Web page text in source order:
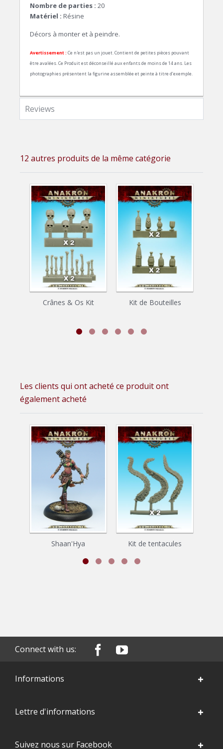
Nombre de parties : 20
Matériel : Résine
Décors à monter et à peindre.
Avertissement : Ce n'est pas un jouet. Contient de petites pièces pouvant
être avalées. Ce Produit est déconseillé aux enfants de moins de 14 ans. Les
photographies présentent la figurine assemblée et peinte à titre d’exemple.
Reviews
12 autres produits de la même catégorie
Crânes & Os Kit Kit de Bouteilles
Les clients qui ont acheté ce produit ont
également acheté
Shaan'Hya Kit de tentacules
Connect with us:
Informations
Lettre d'informations
Suivez nous sur Facebook